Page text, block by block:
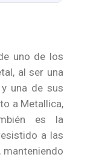
uno de los
al ser una
una de sus
a Metallica,
es la
a las